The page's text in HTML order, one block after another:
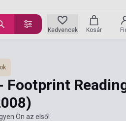
Kedvencek Kosár
Footprint
Ön az első!